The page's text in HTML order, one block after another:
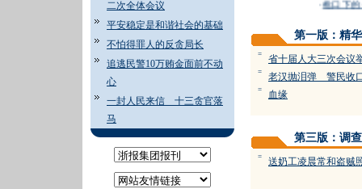
二次全体会议
平安稳定是和谐社会的基础
不怕得罪人的反贪局长
追逃民警10万贿金面前不动
心
一封人民来信 十三贪官落
马
枪口下的
第一版：精
= 省十届人大三次会议
= 老汉抛泪弹 警民收
= 血缘
第三版：调查
= 送奶工凌晨常和盗贼